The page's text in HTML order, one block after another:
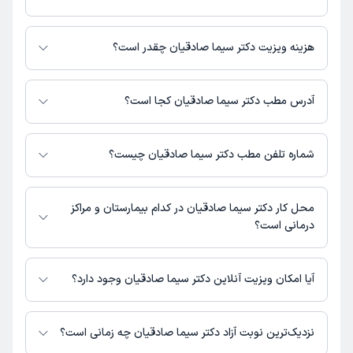
دکتر سیما صادقیان در تشخیص علائم و درمان بیماری‌های مرتبط با داروسازی
فعالیت می‌کنند.
هزینه ویزیت دکتر سیما صادقیان چقدر است؟
برای اطلاع از هزینه ویزیت دکتر سیما صادقیان، لازم است با مطب تماس بگیرید.
آدرس مطب دکتر سیما صادقیان کجا است؟
اطلاعات مربوط به آدرس مطب دکتر سیما صادقیان در حال حاضر در دسترس
نیست. برای دریافت اطلاعات دقیق‌تر، لطفاً با مطب تماس بگیرید.
شماره تلفن مطب دکتر سیما صادقیان چیست؟
شماره تماس مطب دکتر سیما صادقیان در حال حاضر در این صفحه ثبت نشده
محل کار دکتر سیما صادقیان در کدام بیمارستان و مراکز
درمانی است؟
اطلاعاتی درباره محل فعالیت دکتر سیما صادقیان در مراکز درمانی در دسترس
نیست.
آیا امکان ویزیت آنلاین دکتر سیما صادقیان وجود دارد؟
در حال حاضر اطلاعاتی درباره ارائه ویزیت آنلاین توسط دکتر سیما صادقیان در
دسترس نیست. برای دریافت اطلاعات دقیق‌تر، لطفاً با مطب تماس بگیرید.
نزدیک‌ترین نوبت آزاد دکتر سیما صادقیان چه زمانی است؟